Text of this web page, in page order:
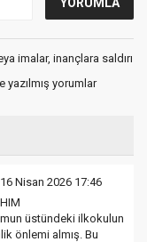
imalar, inançlara saldırı
yazılmış yorumlar
Nisan 2026 17:46
üstündeki ilkokulun
önlemi almış. Bu